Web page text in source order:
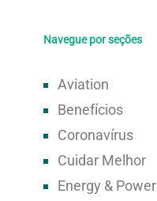
Navegue por seções
Aviation
Benefícios
Coronavírus
Cuidar Melhor
Energy & Power